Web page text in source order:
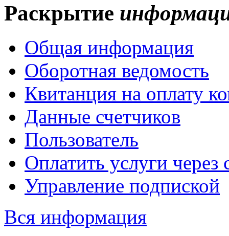
Раскрытие
Общая информация
Оборотная ведомость
Квитанция на оплату
Данные счетчиков
Пользователь
Оплатить услуги через
Управление подпиской
Вся информация